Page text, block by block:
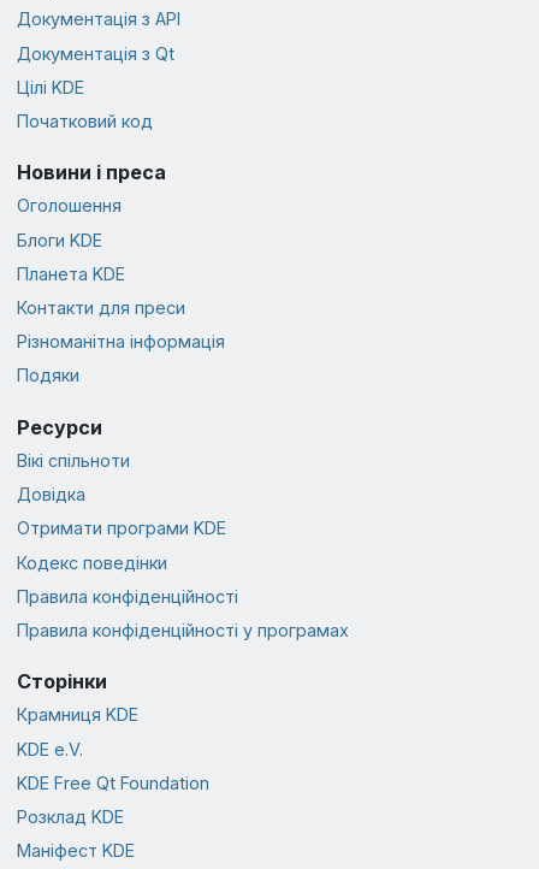
Документація з API
Документація з Qt
Цілі KDE
Початковий код
Новини і преса
Оголошення
Блоги KDE
Планета KDE
Контакти для преси
Різноманітна інформація
Подяки
Ресурси
Вікі спільноти
Довідка
Отримати програми KDE
Кодекс поведінки
Правила конфіденційності
Правила конфіденційності у програмах
Сторінки
Крамниця KDE
KDE e.V.
KDE Free Qt Foundation
Розклад KDE
Маніфест KDE